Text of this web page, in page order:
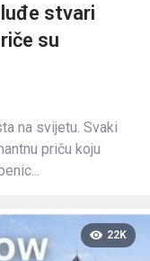
stvari
su
na svijetu. Svaki
priču koju
22K